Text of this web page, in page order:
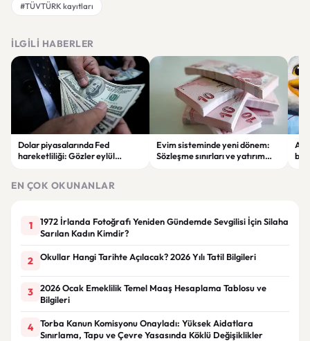
#TÜVTÜRK kayıtları
İLGILI HABERLER
Dolar piyasalarında Fed
hareketliliği: Gözler eylül
Evim sisteminde yeni dönem:
Sözleşme sınırları ve yatırım
EN ÇOK OKUNANLAR
1
1972 İrlanda Fotoğrafı Yeniden Gündemde Sevgilisi İçin Silaha
Sarılan Kadın Kimdir?
2 Okullar Hangi Tarihte Açılacak? 2026 Yılı Tatil Bilgileri
3
2026 Ocak Emeklilik Temel Maaş Hesaplama Tablosu ve
Bilgileri
4
Torba Kanun Komisyonu Onayladı: Yüksek Aidatlara
Sınırlama, Tapu ve Çevre Yasasında Köklü Değişiklikler